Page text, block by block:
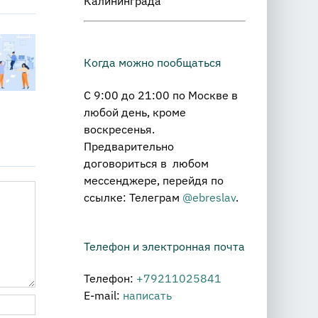
на
Как
«драмы»
в
управляемый
диалог
Когда можно пообщаться
С 9:00 до 21:00 по Москве в
любой день, кроме
воскресенья.
Предварительно
договориться в любом
мессенджере, перейдя по
ссылке: Телеграм @ebreslav.
Телефон и электронная почта
Телефон: +79211025841
E-mail: написать